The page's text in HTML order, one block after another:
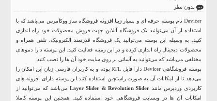
بدون نظر
Devicer نام پوسته حرفه ای و بسیار زیبا افزونه فروشگاه ساز ووکامرس می‌باشد که با
استفاده از آن می‌توانید یک فروشگاه آنلاین جهت فروش محصولات خود راه اندازی
کنید. به وسیله این پوسته می‌توانید یک فروشگاه قدرتمند الکترونیک، تلفن همراه و
محصولات دیجیتال راه اندازی کرده و در این زمینه فعالیت کنید. این پوسته دارا دموهای
مختلفی می‌باشد که می‌توانید به آسانی بر روی سایت خود آن ها را نصب کنید.
پوسته فروشگاهی Devicer دارا فایل RTL بوده و به کاربران فارسی زبان این امکان را
می‌دهد تا از امکانات آن به صورت راستچین استفاده کنند.این پوسته دارای افزونه های
کاربردی وردپرس مانند Layer Slider & Revolution Slider می‌باشد که می‌توانید از
امکانات آن ها در وبسایت فروشگاهی خود استفاده کنید. همچنین این پوسته کاملا